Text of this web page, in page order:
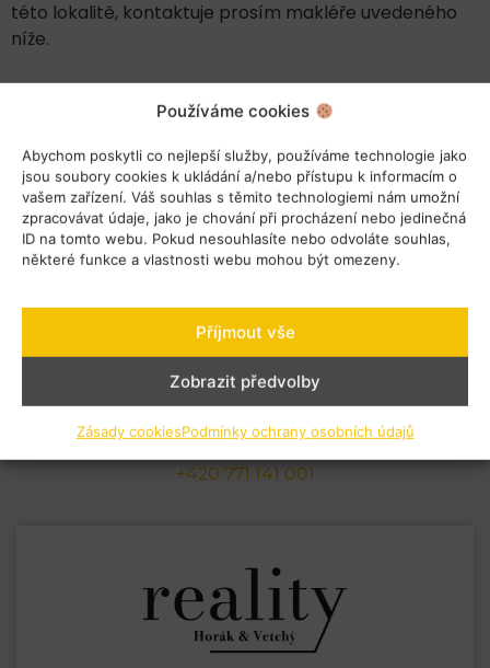
Používáme cookies
Abychom poskytli co nejlepší služby, používáme technologie jako
jsou soubory cookies k ukládání a/nebo přístupu k informacím o
vašem zařízení. Váš souhlas s těmito technologiemi nám umožní
zpracovávat údaje, jako je chování při procházení nebo jedinečná
ID na tomto webu. Pokud nesouhlasíte nebo odvoláte souhlas,
některé funkce a vlastnosti webu mohou být omezeny.
Příjmout vše
Zobrazit předvolby
Zásady cookiesPodmínky ochrany osobních údajů
této lokalitě, kontaktuje prosím makléře uvedeného
níže.
Petr Černický
cernicky@hvreality.cz
+420 771 141 001